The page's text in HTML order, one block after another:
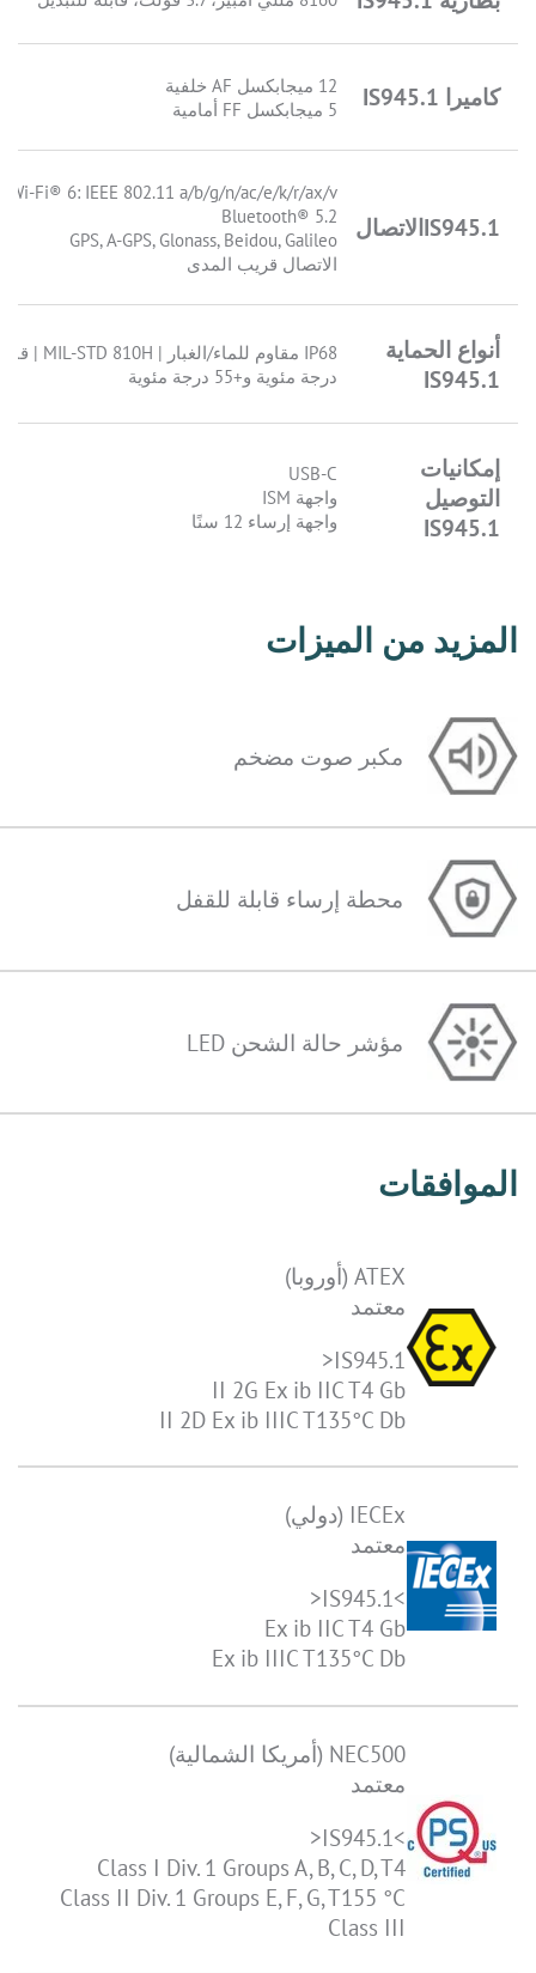
كاميرا IS945.1
12 ميجابكسل AF خلفية
5 ميجابكسل FF أمامية
IS945.1الاتصال
Wi-Fi® 6: IEEE 802.11 a/b/g/n/ac/e/k/r/ax/v مع نقطة اتصال
Bluetooth® 5.2
GPS, A-GPS, Glonass, Beidou, Galileo
الاتصال قريب المدى
أنواع الحماية
IS945.1
درجة مئوية و+55 درجة مئوية
إمكانيات
التوصيل
IS945.1
USB-C
واجهة ISM
واجهة إرساء 12 سنًا
المزيد من الميزات
مكبر صوت مضخم
محطة إرساء قابلة للقفل
مؤشر حالة الشحن LED
الموافقات
ATEX (أوروبا)
معتمد
IS945.1<
II 2G Ex ib IIC T4 Gb
II 2D Ex ib IIIC T135°C Db
IECEx (دولي)
معتمد
>IS945.1<
Ex ib IIC T4 Gb
Ex ib IIIC T135°C Db
NEC500 (أمريكا الشمالية)
معتمد
>IS945.1<
Class I Div. 1 Groups A, B, C, D, T4
Class II Div. 1 Groups E, F, G, T155 °C
Class III